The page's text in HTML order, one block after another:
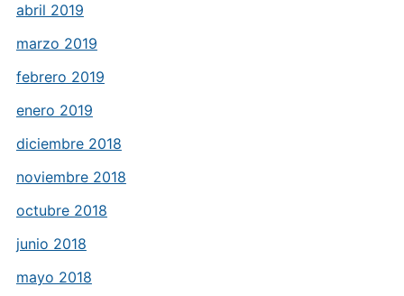
abril 2019
marzo 2019
febrero 2019
enero 2019
diciembre 2018
noviembre 2018
octubre 2018
junio 2018
mayo 2018